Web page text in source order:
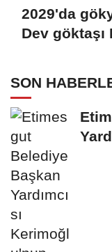
2029'da
Dev göktaşı
SON